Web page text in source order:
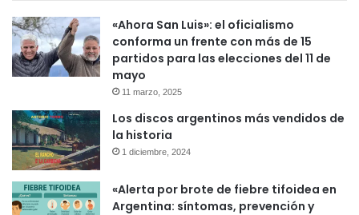
«Ahora San Luis»: el oficialismo
conforma un frente con más de 15
partidos para las elecciones del 11 de
mayo
11 marzo, 2025
Los discos argentinos más vendidos de
la historia
1 diciembre, 2024
«Alerta por brote de fiebre tifoidea en
Argentina: síntomas, prevención y